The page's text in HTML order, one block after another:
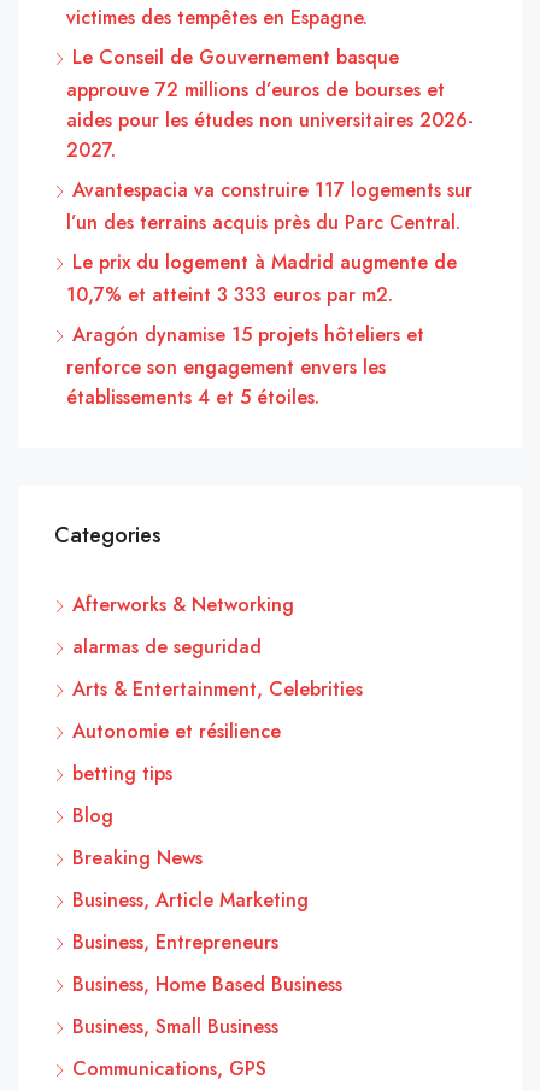
victimes des tempêtes en Espagne.
Le Conseil de Gouvernement basque
approuve 72 millions d’euros de bourses et
aides pour les études non universitaires 2026-
2027.
Avantespacia va construire 117 logements sur
l’un des terrains acquis près du Parc Central.
Le prix du logement à Madrid augmente de
10,7% et atteint 3 333 euros par m2.
Aragón dynamise 15 projets hôteliers et
renforce son engagement envers les
établissements 4 et 5 étoiles.
Categories
Afterworks & Networking
alarmas de seguridad
Arts & Entertainment, Celebrities
Autonomie et résilience
betting tips
Blog
Breaking News
Business, Article Marketing
Business, Entrepreneurs
Business, Home Based Business
Business, Small Business
Communications, GPS